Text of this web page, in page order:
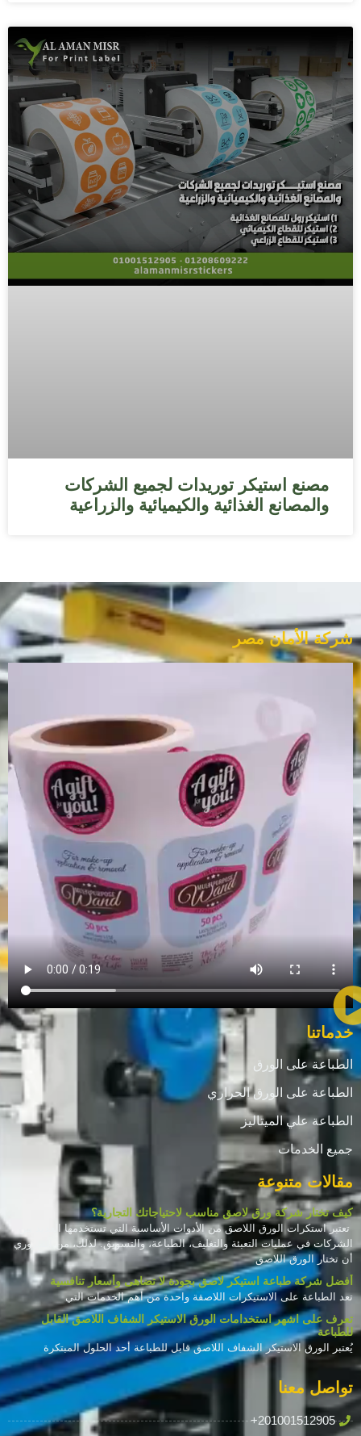
مصنع استيكر توريدات لجميع الشركات
والمصانع الغذائية والكيميائية والزراعية
شركة الأمان مصر
خدماتنا
الطباعة على الورق
الطباعة على الورق الحراري
الطباعة علي الميتاليز
جميع الخدمات
مقالات متنوعة
كيف تختار شركة ورق لاصق مناسب لاحتياجاتك التجارية؟
تعتبر استكرات الورق اللاصق من الأدوات الأساسية التي تستخدمها العديد من
الشركات في عمليات التعبئة والتغليف، الطباعة، والتسويق. لذلك، من الضروري
أن تختار الورق اللاصق
أفضل شركة طباعة استيكر لاصق بجودة لا تضاهى وأسعار تنافسية
تعد الطباعة على الاستيكرات اللاصقة واحدة من أهم الخدمات التي
تعرف على اشهر استخدامات الورق الاستيكر الشفاف اللاصق القابل
للطباعة
يُعتبر الورق الاستيكر الشفاف اللاصق قابل للطباعة أحد الحلول المبتكرة
تواصل معنا
+201001512905